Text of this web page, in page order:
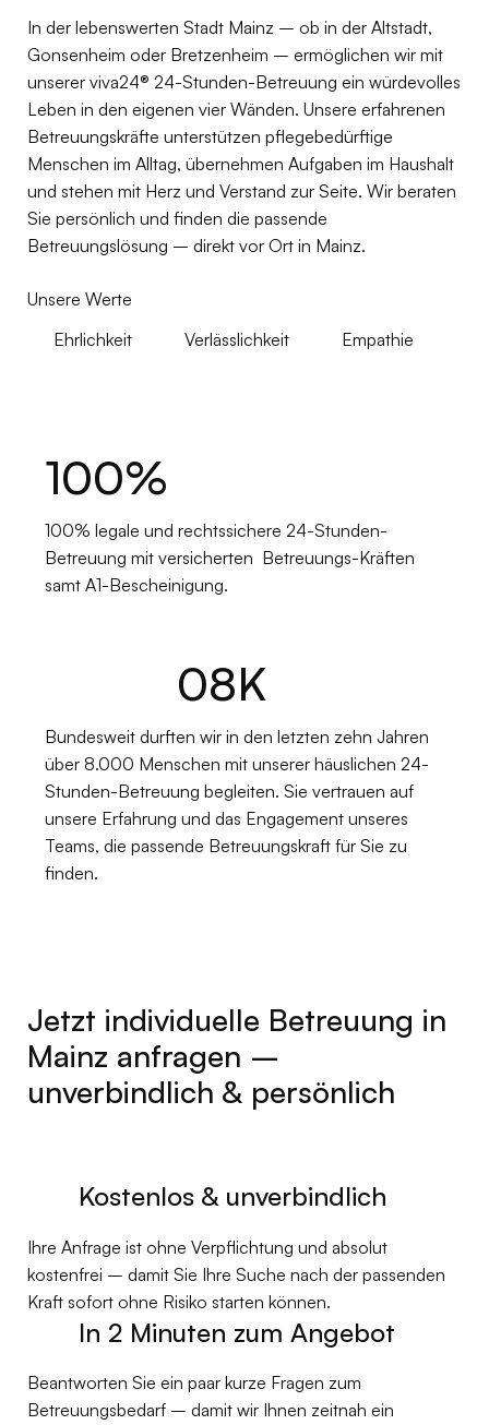
In der lebenswerten Stadt Mainz – ob in der Altstadt,
Gonsenheim oder Bretzenheim – ermöglichen wir mit
unserer viva24® 24-Stunden-Betreuung ein würdevolles
Leben in den eigenen vier Wänden. Unsere erfahrenen
Betreuungskräfte unterstützen pflegebedürftige
Menschen im Alltag, übernehmen Aufgaben im Haushalt
und stehen mit Herz und Verstand zur Seite. Wir beraten
Sie persönlich und finden die passende
Betreuungslösung – direkt vor Ort in Mainz.
Unsere Werte
Ehrlichkeit
Verlässlichkeit Empathie
100%
100% legale und rechtssichere 24-Stunden-
Betreuung mit versicherten Betreuungs-Kräften
samt A1-Bescheinigung.
08K
Bundesweit durften wir in den letzten zehn Jahren
über 8.000 Menschen mit unserer häuslichen 24-
Stunden-Betreuung begleiten. Sie vertrauen auf
unsere Erfahrung und das Engagement unseres
Teams, die passende Betreuungskraft für Sie zu
finden.
Jetzt individuelle Betreuung in
Mainz anfragen –
unverbindlich & persönlich
‍Ihre Anfrage ist ohne Verpflichtung und absolut
kostenfrei – damit Sie Ihre Suche nach der passenden
Kraft sofort ohne Risiko starten können.
Kostenlos & unverbindlich
Beantworten Sie ein paar kurze Fragen zum
Betreuungsbedarf – damit wir Ihnen zeitnah ein
In 2 Minuten zum Angebot